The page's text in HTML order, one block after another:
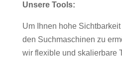
Unsere Tools:
Um Ihnen hohe Sichtbarkeit
den Suchmaschinen zu
wir flexible und skalierbare